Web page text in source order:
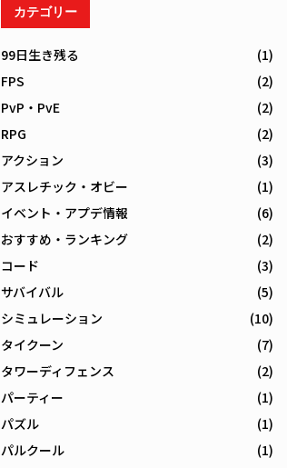
カテゴリー
99日生き残る
(1)
FPS
(2)
PvP・PvE
(2)
RPG
(2)
アクション
(3)
アスレチック・オビー
(1)
イベント・アプデ情報
(6)
おすすめ・ランキング
(2)
コード
(3)
サバイバル
(5)
シミュレーション
(10)
タイクーン
(7)
タワーディフェンス
(2)
パーティー
(1)
パズル
(1)
パルクール
(1)